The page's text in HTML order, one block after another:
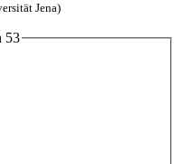
Jena)
53